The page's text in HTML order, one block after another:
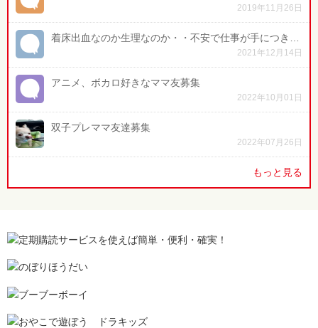
2019年11月26日
2021年12月14日
アニメ、ボカロ好きなママ友募集
2022年10月01日
双子プレママ友達募集
2022年07月26日
もっと見る